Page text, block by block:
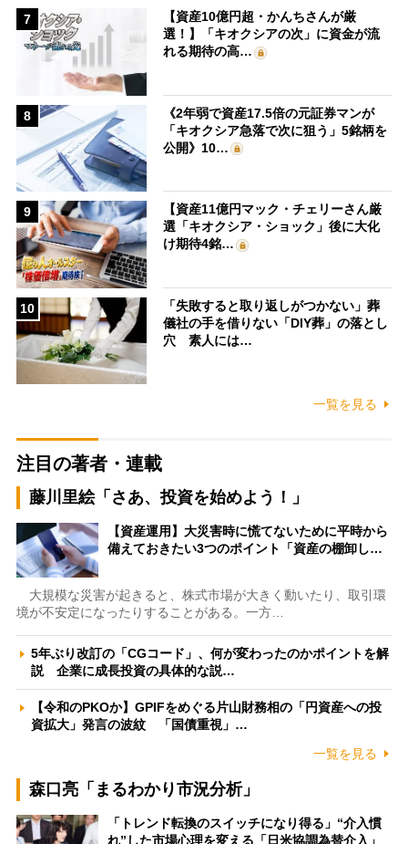
7
【資産10億円超・かんちさんが厳
選！】「キオクシアの次」に資金が流
れる期待の高…
8
《2年弱で資産17.5倍の元証券マンが
「キオクシア急落で次に狙う」5銘柄を
公開》10…
9
【資産11億円マック・チェリーさん厳
選「キオクシア・ショック」後に大化
け期待4銘…
10
「失敗すると取り返しがつかない」葬
儀社の手を借りない「DIY葬」の落とし
穴 素人には…
一覧を見る
注目の著者・連載
藤川里絵「さあ、投資を始めよう！」
【資産運用】大災害時に慌てないために平時から
備えておきたい3つのポイント「資産の棚卸し…
大規模な災害が起きると、株式市場が大きく動いたり、取引環
境が不安定になったりすることがある。一方…
5年ぶり改訂の「CGコード」、何が変わったのかポイントを解
説 企業に成長投資の具体的な説…
【令和のPKOか】GPIFをめぐる片山財務相の「円資産への投
資拡大」発言の波紋 「国債重視」…
一覧を見る
森口亮「まるわかり市況分析」
「トレンド転換のスイッチになり得る」“介入慣
れ”した市場心理を変える「日米協調為替介入」